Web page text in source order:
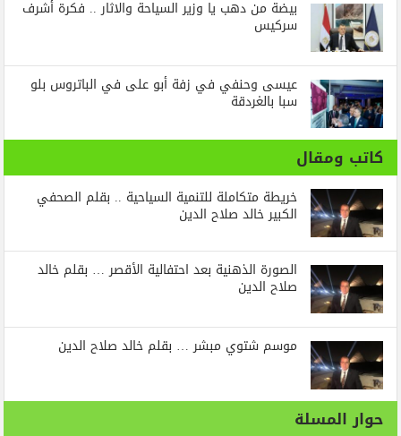
بيضة من دهب يا وزير السياحة والاثار .. فكرة أشرف
سركيس
عيسى وحنفي في زفة أبو على في الباتروس بلو
سبا بالغردقة
كاتب ومقال
خريطة متكاملة للتنمية السياحية .. بقلم الصحفي
الكبير خالد صلاح الدين
الصورة الذهنية بعد احتفالية الأقصر … بقلم خالد
صلاح الدين
موسم شتوي مبشر … بقلم خالد صلاح الدين
حوار المسلة